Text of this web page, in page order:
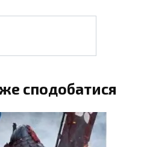
сподобатися